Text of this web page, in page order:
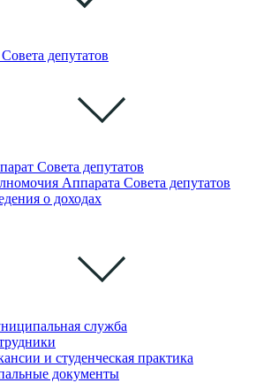
депутатoв
Совета депутатов
Аппарата Совета депутатов
о доходах
служба
и студенческая практика
документы